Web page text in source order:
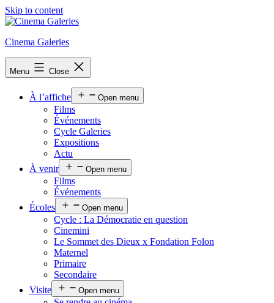
Skip to content
Cinema Galeries
Menu Close
À l’affiche Open menu
Films
Événements
Cycle Galeries
Expositions
Actu
À venir
Open menu
Films
Événements
Écoles
Open menu
Cycle : La Démocratie en question
Cinemini
Le Sommet des Dieux x Fondation Folon
Maternel
Primaire
Secondaire
Visite
Open menu